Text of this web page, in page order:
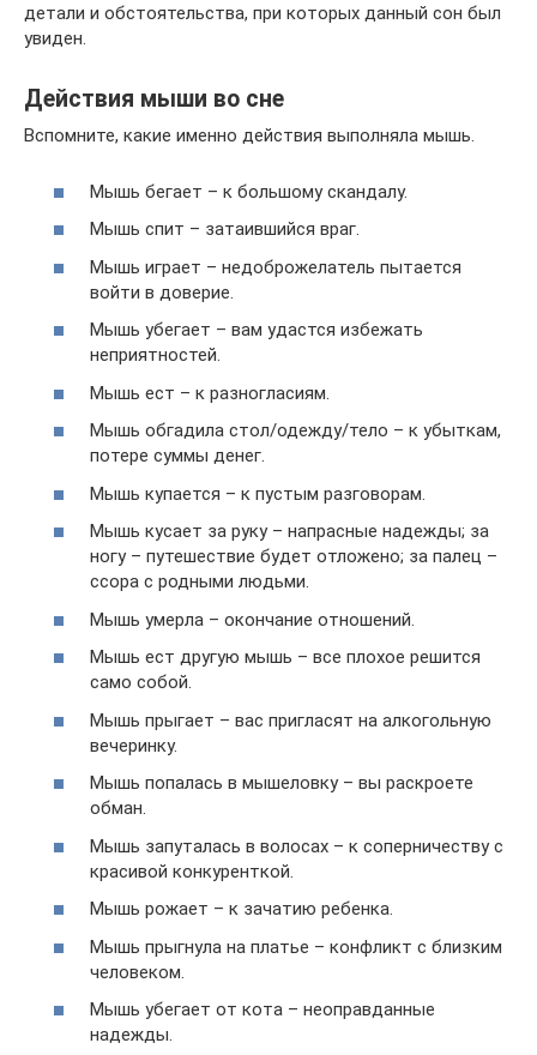
детали и обстоятельства, при которых данный сон был
увиден.
Действия мыши во сне
Вспомните, какие именно действия выполняла мышь.
Мышь бегает – к большому скандалу.
Мышь спит – затаившийся враг.
Мышь играет – недоброжелатель пытается
войти в доверие.
Мышь убегает – вам удастся избежать
неприятностей.
Мышь ест – к разногласиям.
Мышь обгадила стол/одежду/тело – к убыткам,
потере суммы денег.
Мышь купается – к пустым разговорам.
Мышь кусает за руку – напрасные надежды; за
ногу – путешествие будет отложено; за палец –
ссора с родными людьми.
Мышь умерла – окончание отношений.
Мышь ест другую мышь – все плохое решится
само собой.
Мышь прыгает – вас пригласят на алкогольную
вечеринку.
Мышь попалась в мышеловку – вы раскроете
обман.
Мышь запуталась в волосах – к соперничеству с
красивой конкуренткой.
Мышь рожает – к зачатию ребенка.
Мышь прыгнула на платье – конфликт с близким
человеком.
Мышь убегает от кота – неоправданные
надежды.